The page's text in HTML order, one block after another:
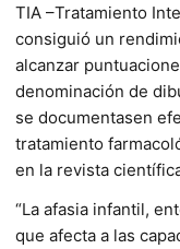
TIA –Tratamiento
consiguió un
alcanzar
denominación de
se documentasen
tratamiento
en la revista
“La afasia infantil,
que afecta a las